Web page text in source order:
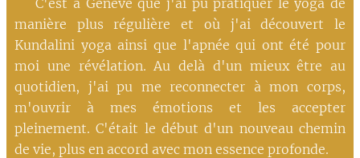
C'est à Genève que j'ai pu pratiquer le yoga de
manière plus régulière et où j'ai découvert le
Kundalini yoga ainsi que l'apnée qui ont été pour
moi une révélation. Au delà d'un mieux être au
quotidien, j'ai pu me reconnecter à mon corps,
m'ouvrir à mes émotions et les accepter
pleinement. C'était le début d'un nouveau chemin
de vie, plus en accord avec mon essence profonde.